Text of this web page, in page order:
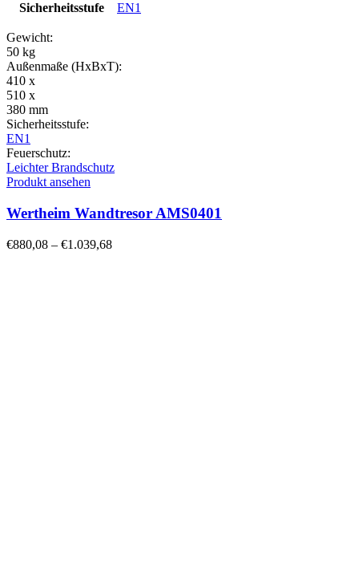
Sicherheitsstufe EN1
Gewicht:
50 kg
Außenmaße (HxBxT):
410 x
510 x
380 mm
Sicherheitsstufe:
EN1
Feuerschutz:
Leichter Brandschutz
Produkt ansehen
Wertheim Wandtresor AMS0401
€880,08 – €1.039,68